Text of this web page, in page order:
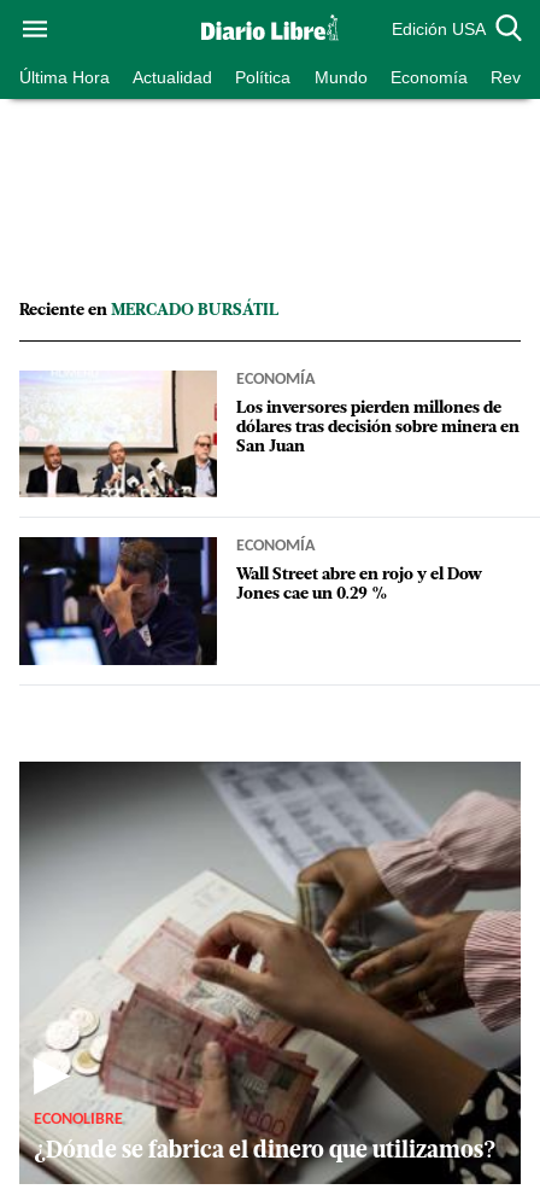
Edición USA
Última Hora Actualidad Política Mundo Economía
Reciente en MERCADO BURSÁTIL
ECONOMÍA
Los inversores pierden millones de
dólares tras decisión sobre minera en
San Juan
ECONOMÍA
Wall Street abre en rojo y el Dow
Jones cae un 0.29 %
▶
ECONOLIBRE
¿Dónde se fabrica el dinero que utilizamos?